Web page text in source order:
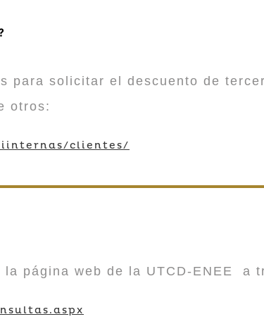
para solicitar el descuento de
otros:
clientes/
página web de la UTCD-ENEE a